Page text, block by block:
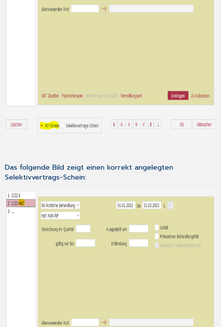
Das folgende Bild zeigt einen korrekt angelegten
Selektivvertrags-Schein: